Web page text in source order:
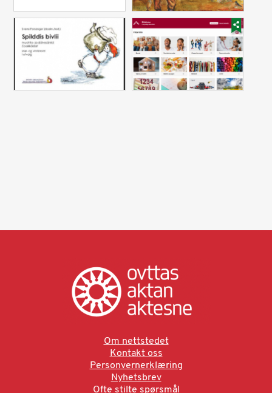
Om nettstedet
Kontakt oss
Personvernerklæring
Nyhetsbrev
Ofte stilte spørsmål